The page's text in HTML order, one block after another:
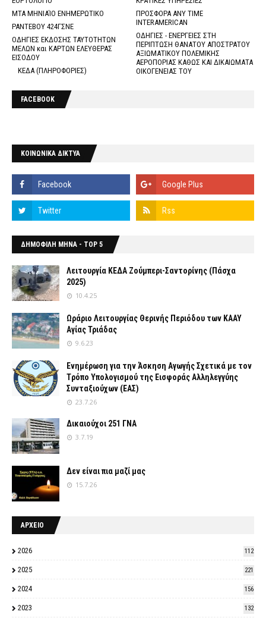
ΜΤΑ ΜΗΝΙΑΊΟ ΕΝΗΜΕΡΩΤΙΚΟ
ΠΡΟΣΦΟΡΑ ANY TIME
INTERAMERICAN
ΡΑΝΤΕΒΟΥ 424ΓΣΝΕ
ΟΔΗΓΙΕΣ - ΕΝΕΡΓΕΙΕΣ ΣΤΗ
ΠΕΡΙΠΤΩΣΗ ΘΑΝΑΤΟΥ ΑΠΟΣΤΡΑΤΟΥ
ΑΞΙΩΜΑΤΙΚΟΥ ΠΟΛΕΜΙΚΗΣ
ΑΕΡΟΠΟΡΙΑΣ ΚΑΘΩΣ ΚΑΙ ΔΙΚΑΙΩΜΑΤΑ
ΟΙΚΟΓΕΝΕΙΑΣ ΤΟΥ
ΟΔΗΓΙΕΣ ΕΚΔΟΣΗΣ ΤΑΥΤΟΤΗΤΩΝ
ΜΕΛΩΝ και ΚΑΡΤΩΝ ΕΛΕΥΘΕΡΑΣ
ΕΙΣΟΔΟΥ
ΚΕΔΑ (ΠΛΗΡΟΦΟΡΙΕΣ)
FACEBOOK
ΚΟΙΝΩΝΙΚΑ ΔΙΚΤΥΑ
ΔΗΜΟΦΙΛΗ ΜΗΝΑ - TOP 5
Λειτουργία ΚΕΔΑ Ζούμπερι-Σαντορίνης (Πάσχα
2025)
10.4.25
Ωράριο Λειτουργίας Θερινής Περιόδου των ΚΑΑΥ
Αγίας Τριάδας
9.6.23
Ενημέρωση για την Άσκηση Αγωγής Σχετικά με τον
Tρόπο Yπολογισμού της Εισφοράς Αλληλεγγύης
Συνταξιούχων (ΕΑΣ)
23.7.26
Δικαιούχοι 251 ΓΝΑ
3.7.19
Δεν είναι πια μαζί μας
15.7.26
ΑΡΧΕΙΟ
2026 112
2025 221
2024 156
2023 132